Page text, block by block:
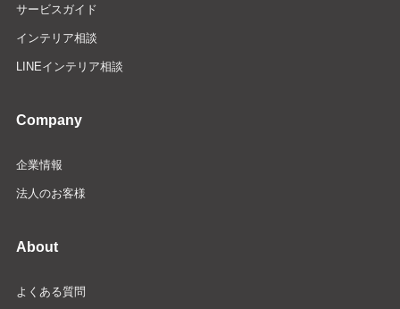
サービスガイド
インテリア相談
LINEインテリア相談
Company
企業情報
法人のお客様
About
よくある質問